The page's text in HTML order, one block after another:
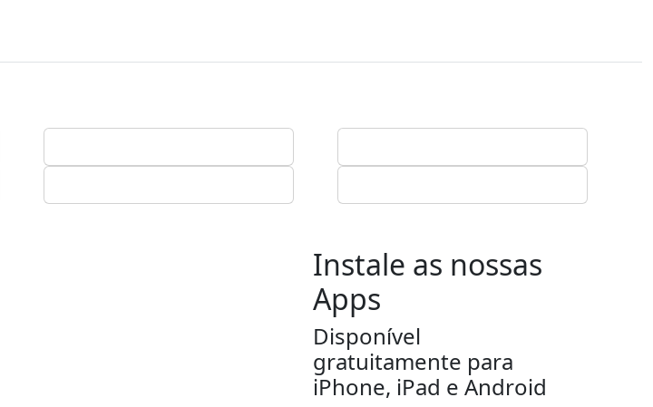
Instale as nossas
Apps
Disponível
gratuitamente para
iPhone, iPad e Android